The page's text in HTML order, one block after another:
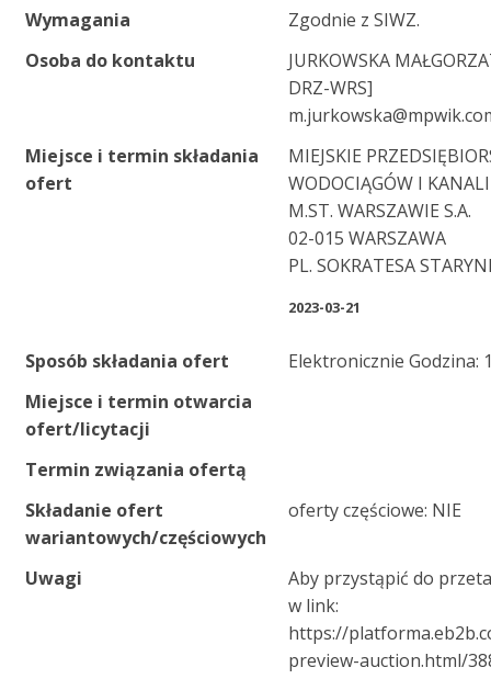
Wymagania
Zgodnie z SIWZ.
Osoba do kontaktu
JURKOWSKA
DRZ-WRS]
Miejsce i termin składania
ofert
MIEJSKIE
WODOCIĄGÓW I
M.ST. WARSZAWIE S.A.
02-015 WARSZAWA
PL. SOKRATESA
2023-03-21
Sposób składania ofert
Elektronicznie Godzina:
Miejsce i termin otwarcia
ofert/licytacji
Termin związania ofertą
Składanie ofert
wariantowych/częściowych
oferty częściowe: NIE
Uwagi
Aby przystąpić do
w link:
https://
preview-auction.html/